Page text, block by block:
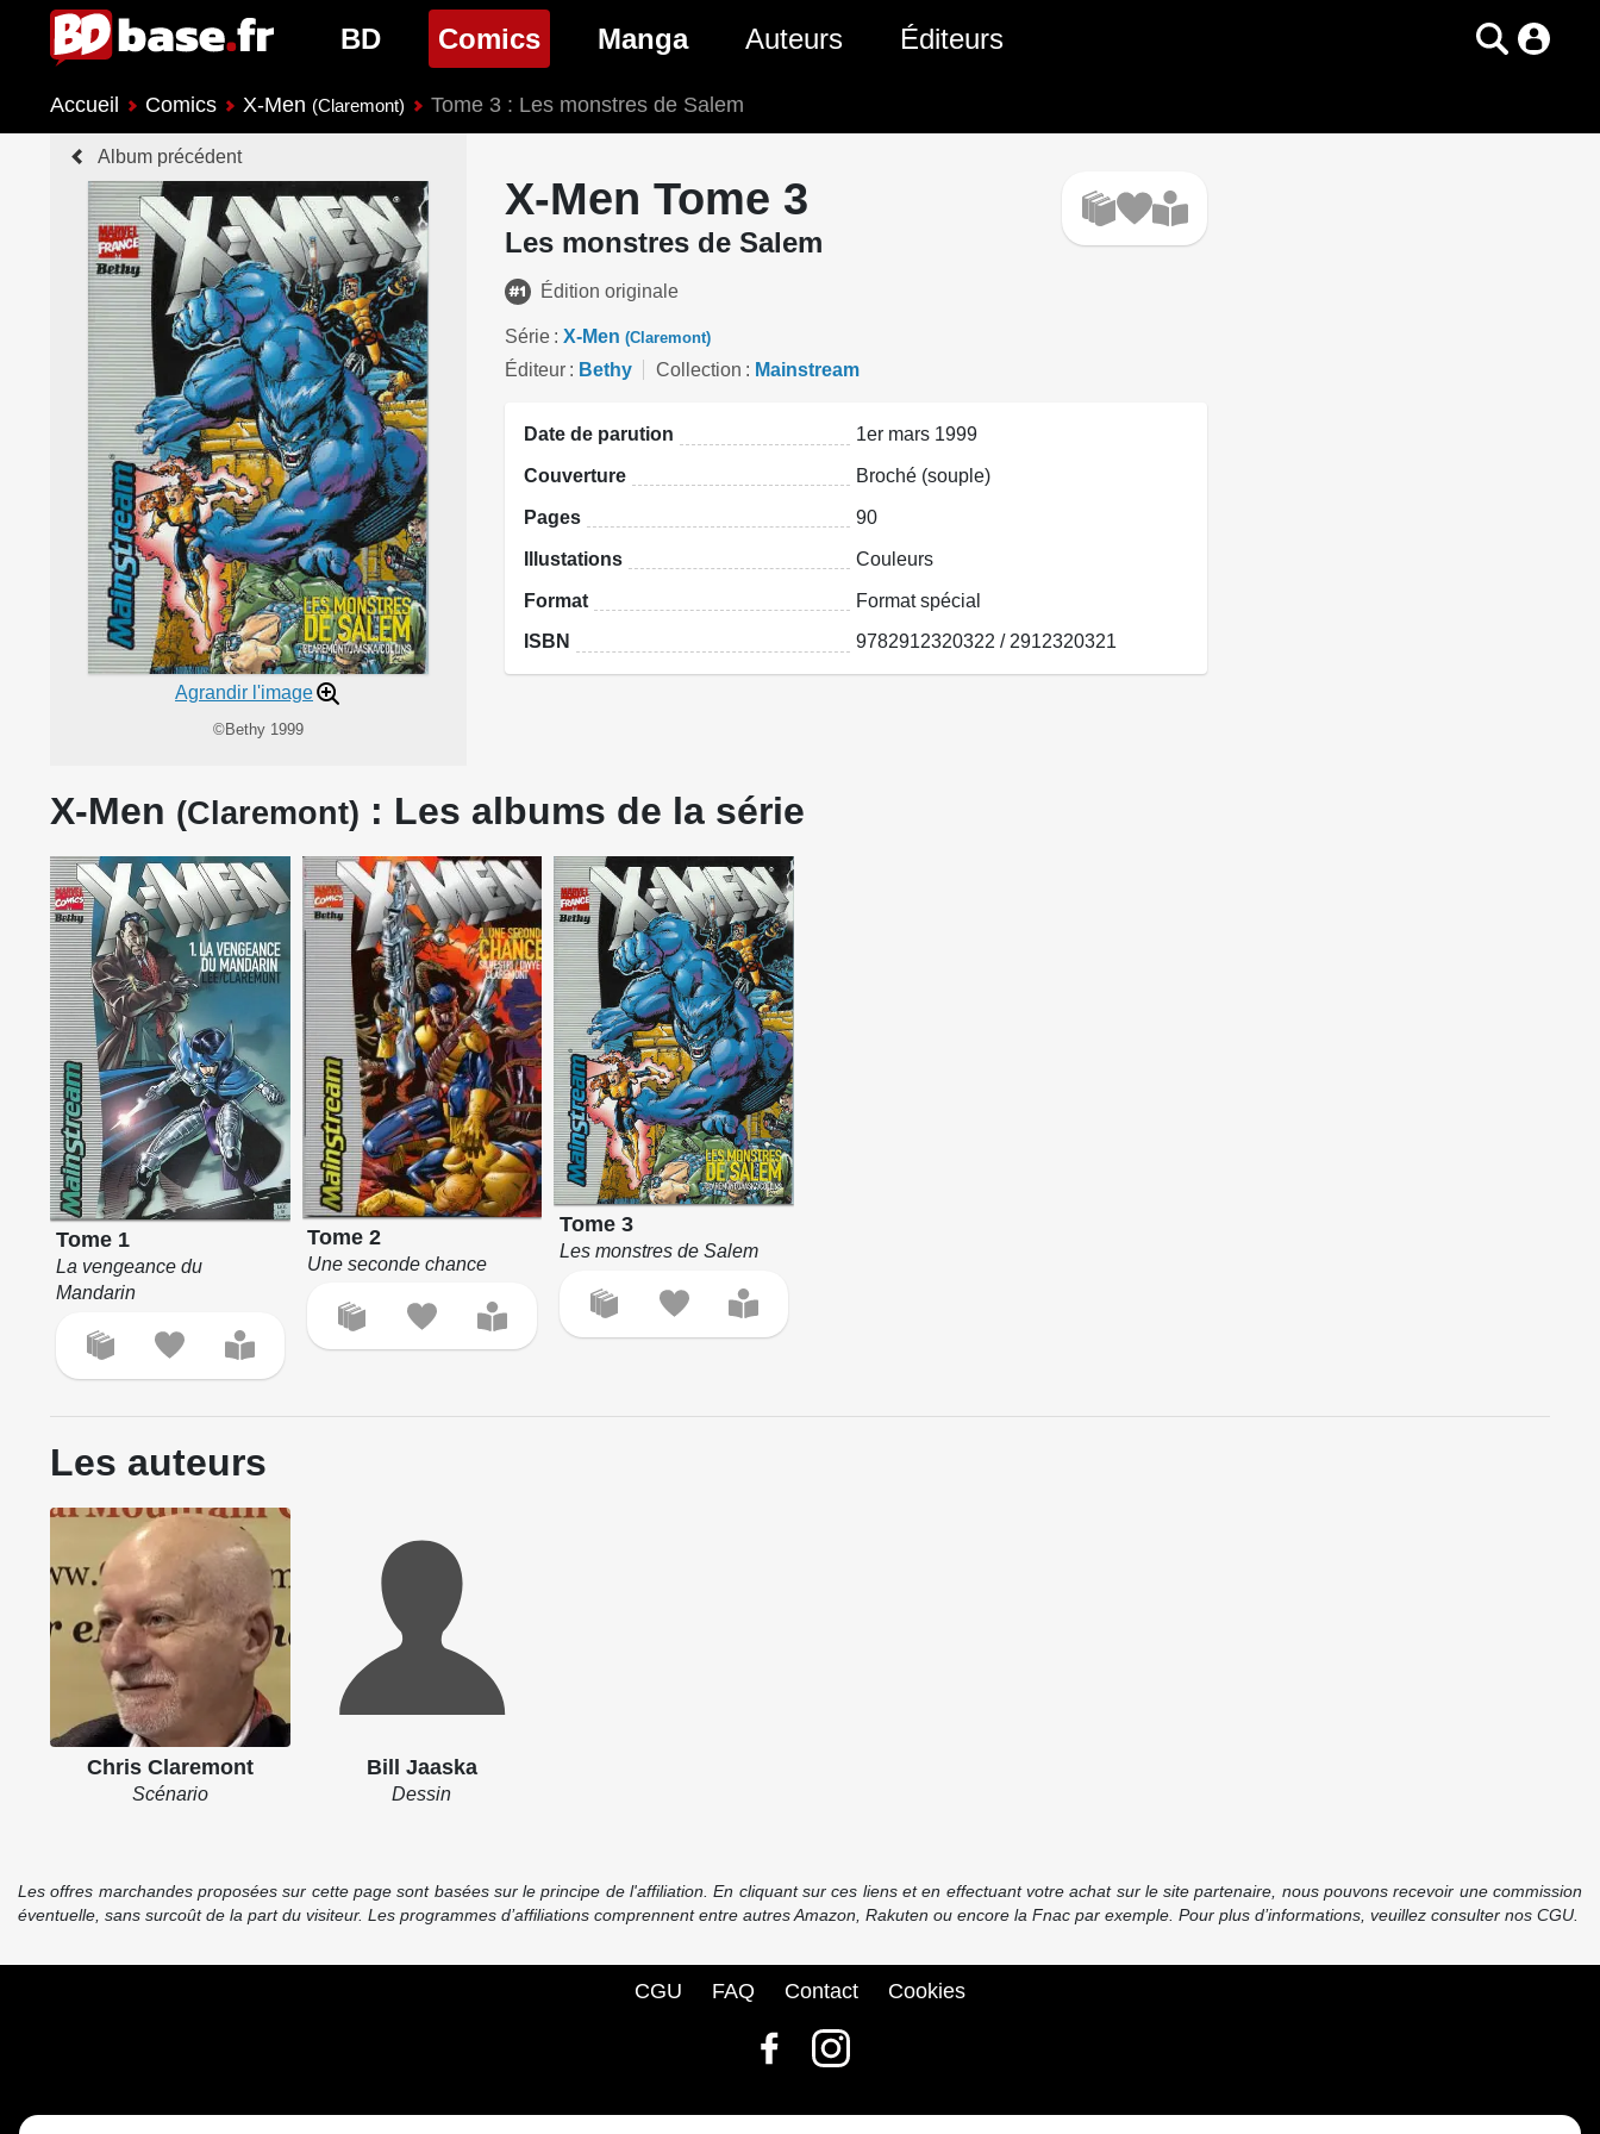
BD
Nouveautés BD
Genres BD
Comics(page courante)
Nouveautés Comics
Genres Comics
Manga
Nouveautés Manga
Genres Manga
Auteurs Éditeurs
Accueil Comics X-Men (Claremont) Tome 3 : Les monstres de Salem
Album précédent
Agrandir l'image
©Bethy 1999
X-Men Tome 3
Les monstres de Salem
Édition originale
Série X-Men (Claremont)
Éditeur Bethy Collection Mainstream
Date de parution 1er mars 1999
Couverture Broché (souple)
Pages 90
Illustations Couleurs
Format Format spécial
ISBN 9782912320322 / 2912320321
X-Men (Claremont) : Les albums de la série
Tome 1
La vengeance du
Mandarin
Tome 2
Une seconde chance
Tome 3
Les monstres de Salem
Les auteurs
Chris Claremont
Scénario
Bill Jaaska
Dessin
Les offres marchandes proposées sur cette page sont basées sur le principe de l'affiliation. En cliquant sur ces liens et en effectuant votre achat sur le site partenaire, nous pouvons recevoir une commission
éventuelle, sans surcoût de la part du visiteur. Les programmes d’affiliations comprennent entre autres Amazon, Rakuten ou encore la Fnac par exemple. Pour plus d’informations, veuillez consulter nos CGU.
CGU FAQ Contact Cookies